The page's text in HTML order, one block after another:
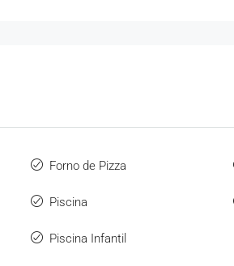
Forno de Pizza
Piscina
Piscina Infantil